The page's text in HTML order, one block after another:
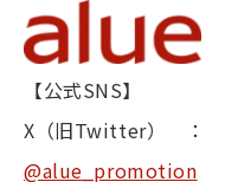
【公式SNS】
X（旧Twitter） ：
@alue_promotion